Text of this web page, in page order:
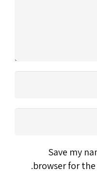
Save my
browser for